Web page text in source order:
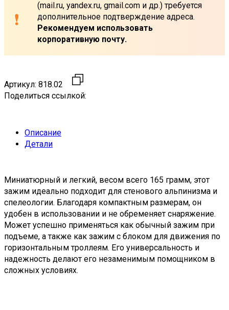
(mail.ru, yandex.ru, gmail.com и др.) требуется
дополнительное подтверждение адреса.
Рекомендуем использовать
корпоративную почту.
Артикул: 818.02
Поделиться ссылкой:
Описание
Детали
Миниатюрный и легкий, весом всего 165 грамм, этот
зажим идеально подходит для стенового альпинизма и
спелеологии. Благодаря компактным размерам, он
удобен в использовании и не обременяет снаряжение.
Может успешно применяться как обычный зажим при
подъеме, а также как зажим с блоком для движения по
горизонтальным троллеям. Его универсальность и
надежность делают его незаменимым помощником в
сложных условиях.